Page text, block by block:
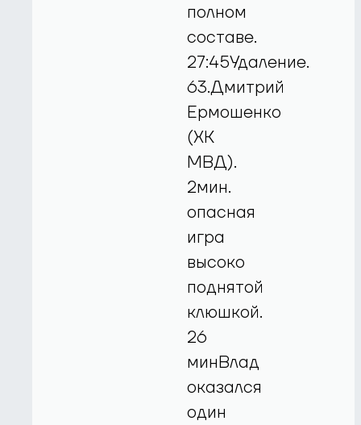
полном
составе.
27:45Удаление.
63.Дмитрий
Ермошенко
(ХК
МВД).
2мин.
опасная
игра
высоко
поднятой
клюшкой.
26
минВлад
оказался
один